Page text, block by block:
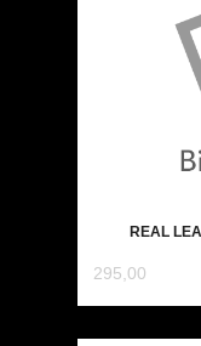
REAL
295,00